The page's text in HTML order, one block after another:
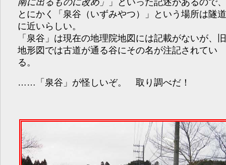
南に出るものに改め
」といった記述があるので
とにかく「泉谷（いずみやつ）」という場所は隧
に近いらしい。
「泉谷」は現在の地理院地図には記載がないが、
地形図では古道が通る谷にその名が注記されてい
る。
……「泉谷」が怪しいぞ。 取り調べだ！